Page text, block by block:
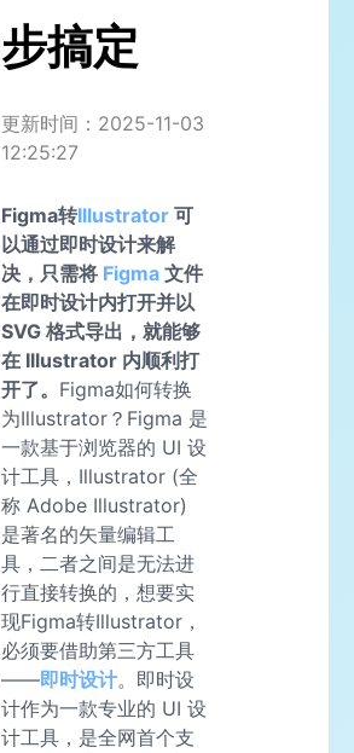
步搞定
更新时间：2025-11-03
12:25:27
Figma转Illustrator 可
以通过即时设计来解
决，只需将 Figma 文件
在即时设计内打开并以
SVG 格式导出，就能够
在 Illustrator 内顺利打
开了。 Figma如何转换
为Illustrator？Figma 是
一款基于浏览器的 UI 设
计工具，Illustrator (全
称 Adobe Illustrator)
是著名的矢量编辑工
具，二者之间是无法进
行直接转换的，想要实
现Figma转Illustrator，
必须要借助第三方工具
——即时设计。即时设
计作为一款专业的 UI 设
计工具，是全网首个支